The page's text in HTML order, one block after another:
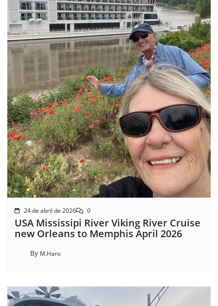
24 de abril de 2026 0
USA Mississipi River Viking River Cruise
new Orleans to Memphis April 2026
By M.Hans